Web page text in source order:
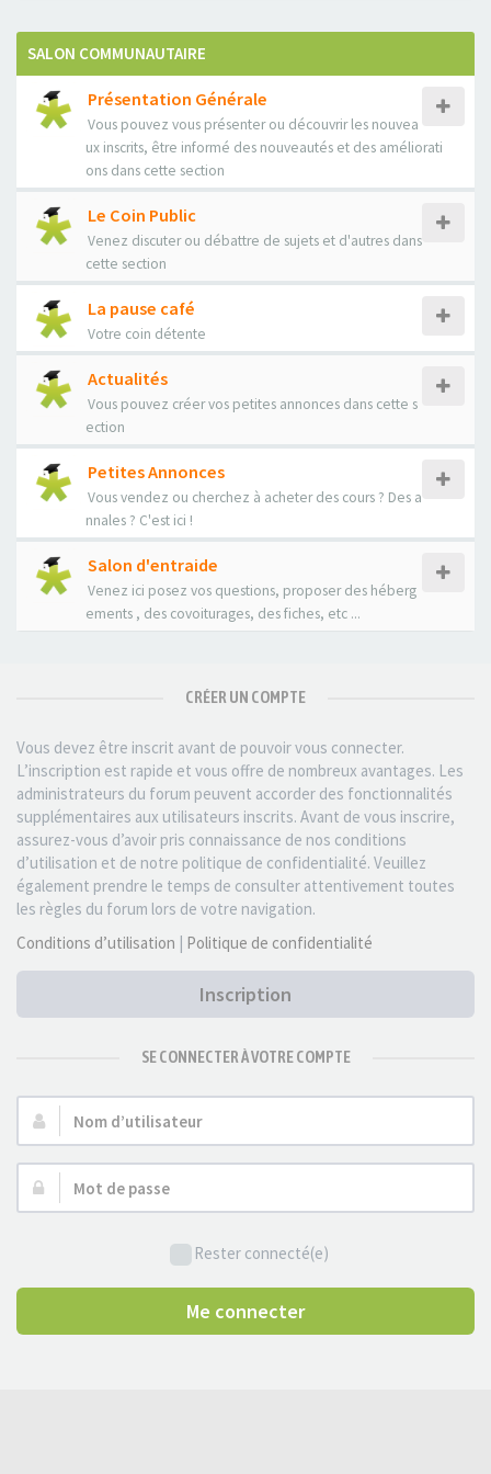
SALON COMMUNAUTAIRE
Présentation Générale
Vous pouvez vous présenter ou découvrir les nouvea
ux inscrits, être informé des nouveautés et des améliorati
ons dans cette section
Le Coin Public
Venez discuter ou débattre de sujets et d'autres dans
cette section
La pause café
Votre coin détente
Actualités
Vous pouvez créer vos petites annonces dans cette s
ection
Petites Annonces
Vous vendez ou cherchez à acheter des cours ? Des a
nnales ? C'est ici !
Salon d'entraide
Venez ici posez vos questions, proposer des héberg
ements , des covoiturages, des fiches, etc ...
CRÉER UN COMPTE
Vous devez être inscrit avant de pouvoir vous connecter.
L’inscription est rapide et vous offre de nombreux avantages. Les
administrateurs du forum peuvent accorder des fonctionnalités
supplémentaires aux utilisateurs inscrits. Avant de vous inscrire,
assurez-vous d’avoir pris connaissance de nos conditions
d’utilisation et de notre politique de confidentialité. Veuillez
également prendre le temps de consulter attentivement toutes
les règles du forum lors de votre navigation.
Conditions d’utilisation | Politique de confidentialité
Inscription
SE CONNECTER À VOTRE COMPTE
Nom
d’utilisateur :
Mot
de
Rester connecté(e)
Me connecter